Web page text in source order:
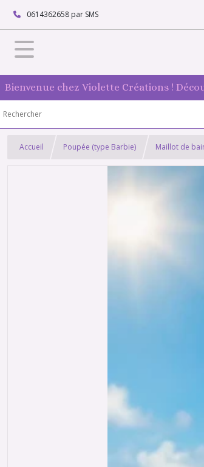
0614362658 par SMS
Bienvenue chez Violette Créations !
Accueil Poupée (type Barbie) Maillot de